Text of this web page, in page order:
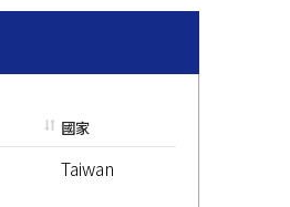
國家
Taiwan